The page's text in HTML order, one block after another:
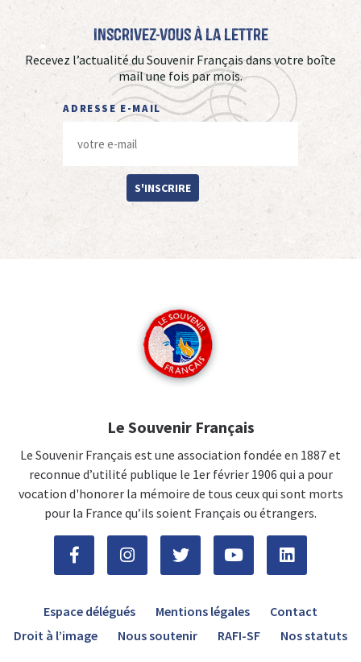
Inscrivez-vous à La Lettre
Recevez l’actualité du Souvenir Français dans votre boîte
mail une fois par mois.
ADRESSE E-MAIL
S'INSCRIRE
Le Souvenir Français
Le Souvenir Français est une association fondée en 1887 et
reconnue d’utilité publique le 1er février 1906 qui a pour
vocation d'honorer la mémoire de tous ceux qui sont morts
pour la France qu’ils soient Français ou étrangers.
Espace délégués Mentions légales
Contact
Droit à l’image
Nous soutenir RAFI-SF Nos statuts